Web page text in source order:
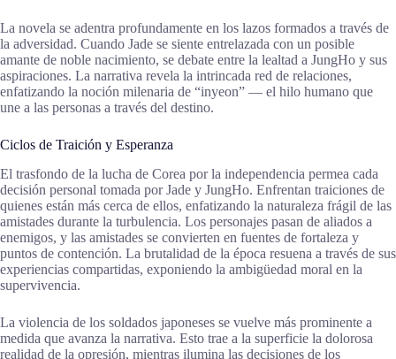
La novela se adentra profundamente en los lazos formados a través de
la adversidad. Cuando Jade se siente entrelazada con un posible
amante de noble nacimiento, se debate entre la lealtad a JungHo y sus
aspiraciones. La narrativa revela la intrincada red de relaciones,
enfatizando la noción milenaria de “inyeon” — el hilo humano que
une a las personas a través del destino.
Ciclos de Traición y Esperanza
El trasfondo de la lucha de Corea por la independencia permea cada
decisión personal tomada por Jade y JungHo. Enfrentan traiciones de
quienes están más cerca de ellos, enfatizando la naturaleza frágil de las
amistades durante la turbulencia. Los personajes pasan de aliados a
enemigos, y las amistades se convierten en fuentes de fortaleza y
puntos de contención. La brutalidad de la época resuena a través de sus
experiencias compartidas, exponiendo la ambigüedad moral en la
supervivencia.
La violencia de los soldados japoneses se vuelve más prominente a
medida que avanza la narrativa. Esto trae a la superficie la dolorosa
realidad de la opresión, mientras ilumina las decisiones de los